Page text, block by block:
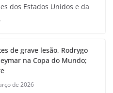
dos Estados Unidos e da
de grave lesão, Rodrygo
na Copa do Mundo;
de 2026